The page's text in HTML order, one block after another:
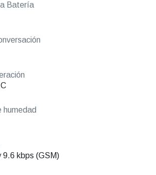
Batería
humedad
9.6 kbps (GSM)